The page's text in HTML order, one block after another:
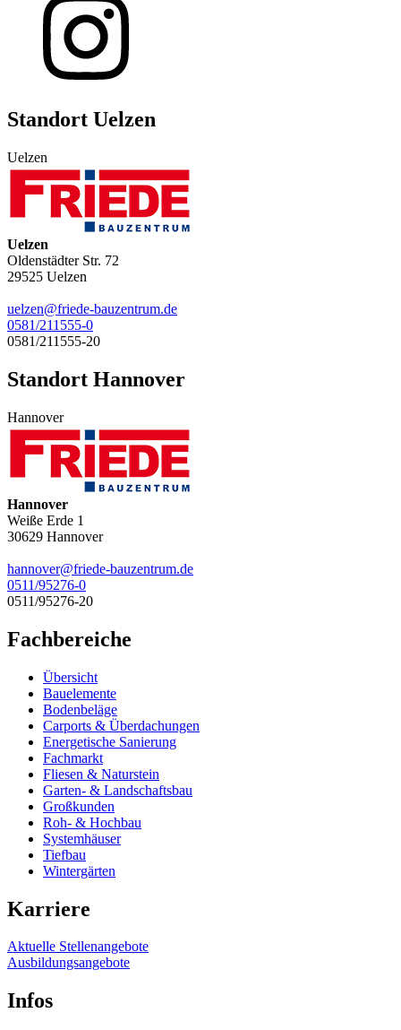
Standort Uelzen
Uelzen
Uelzen
Oldenstädter Str. 72
29525 Uelzen
uelzen@friede-bauzentrum.de
0581/211555-0
0581/211555-20
Standort Hannover
Hannover
Hannover
Weiße Erde 1
30629 Hannover
hannover@friede-bauzentrum.de
0511/95276-0
0511/95276-20
Fachbereiche
Übersicht
Bauelemente
Bodenbeläge
Carports & Überdachungen
Energetische Sanierung
Fachmarkt
Fliesen & Naturstein
Garten- & Landschaftsbau
Großkunden
Roh- & Hochbau
Systemhäuser
Tiefbau
Wintergärten
Karriere
Aktuelle Stellenangebote
Ausbildungsangebote
Infos